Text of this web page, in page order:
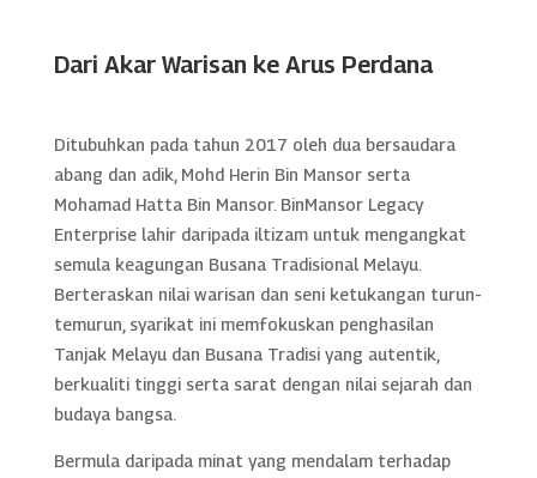
Dari Akar Warisan ke Arus Perdana
Ditubuhkan pada tahun 2017 oleh dua bersaudara
abang dan adik, Mohd Herin Bin Mansor serta
Mohamad Hatta Bin Mansor. BinMansor Legacy
Enterprise lahir daripada iltizam untuk mengangkat
semula keagungan Busana Tradisional Melayu.
Berteraskan nilai warisan dan seni ketukangan turun-
temurun, syarikat ini memfokuskan penghasilan
Tanjak Melayu dan Busana Tradisi yang autentik,
berkualiti tinggi serta sarat dengan nilai sejarah dan
budaya bangsa.
Bermula daripada minat yang mendalam terhadap